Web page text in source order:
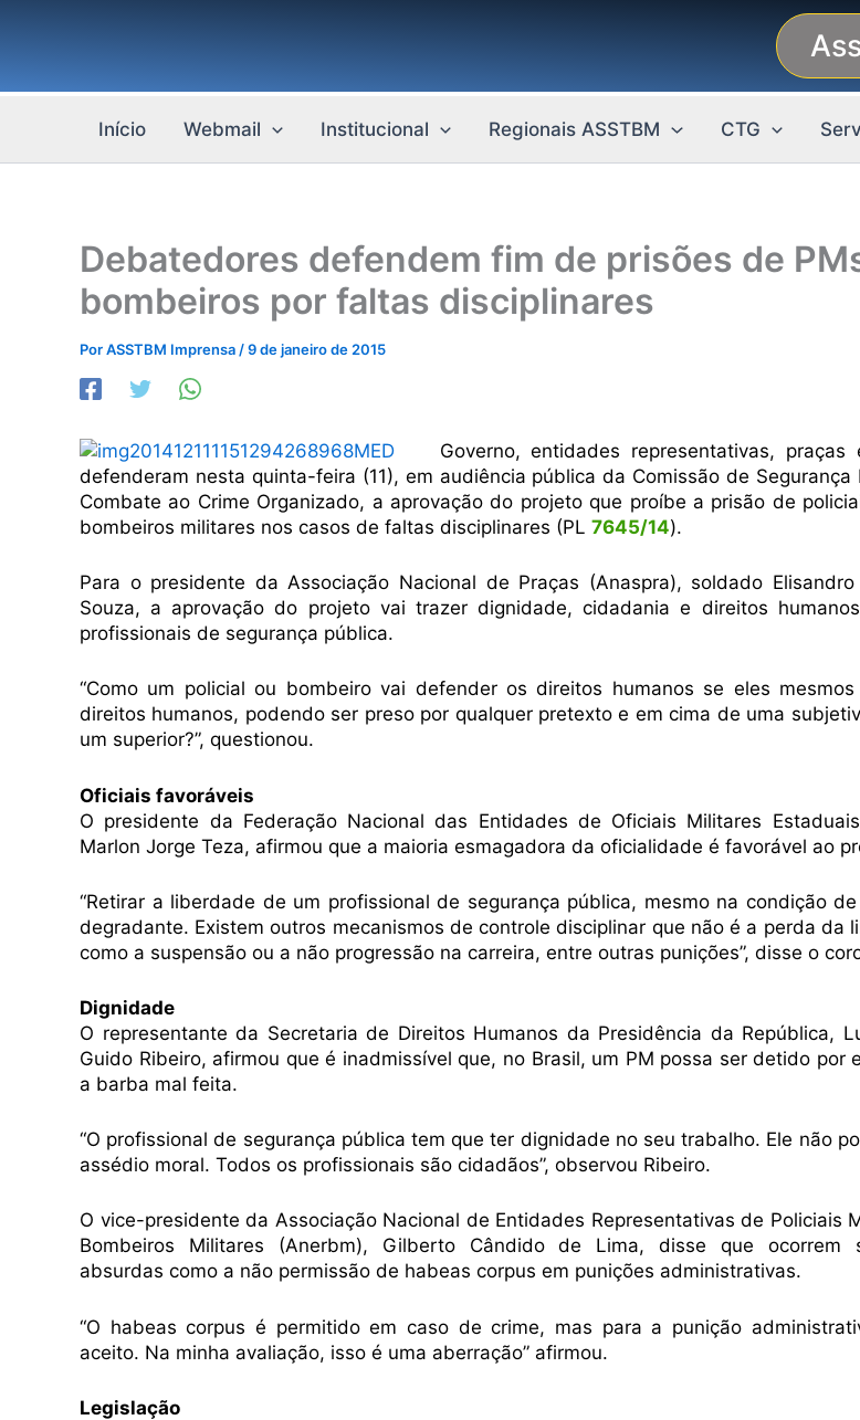
conteúdo
Início Webmail Institucional Regionais ASSTBM CTG
Debatedores defendem fim de prisões de
bombeiros por faltas disciplinares
PorASSTBM Imprensa /9 de janeiro de 2015
Governo, entidades representativas, praças
defenderam nesta quinta-feira (11), em audiência pública da Comissão de Segurança
Combate ao Crime Organizado, a aprovação do projeto que proíbe a prisão de
bombeiros militares nos casos de faltas disciplinares (PL 7645/14).
Para o presidente da Associação Nacional de Praças (Anaspra), soldado
Souza, a aprovação do projeto vai trazer dignidade, cidadania e direitos
profissionais de segurança pública.
“Como um policial ou bombeiro vai defender os direitos humanos se eles
direitos humanos, podendo ser preso por qualquer pretexto e em cima de uma
um superior?”, questionou.
Oficiais favoráveis
O presidente da Federação Nacional das Entidades de Oficiais Militares
Marlon Jorge Teza, afirmou que a maioria esmagadora da oficialidade é favorável ao
“Retirar a liberdade de um profissional de segurança pública, mesmo na condição
degradante. Existem outros mecanismos de controle disciplinar que não é a perda da
como a suspensão ou a não progressão na carreira, entre outras punições”, disse o
Dignidade
O representante da Secretaria de Direitos Humanos da Presidência da República,
Guido Ribeiro, afirmou que é inadmissível que, no Brasil, um PM possa ser detido por
a barba mal feita.
“O profissional de segurança pública tem que ter dignidade no seu trabalho. Ele não
assédio moral. Todos os profissionais são cidadãos”, observou Ribeiro.
O vice-presidente da Associação Nacional de Entidades Representativas de Policiais
Bombeiros Militares (Anerbm), Gilberto Cândido de Lima, disse que ocorrem
absurdas como a não permissão de habeas corpus em punições administrativas.
“O habeas corpus é permitido em caso de crime, mas para a punição
aceito. Na minha avaliação, isso é uma aberração” afirmou.
Legislação